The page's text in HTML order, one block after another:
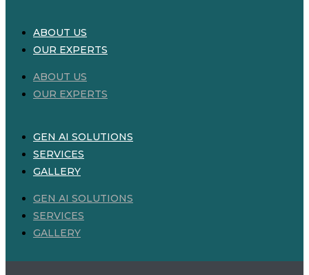
ABOUT US
OUR EXPERTS
ABOUT US
OUR EXPERTS
GEN AI SOLUTIONS
SERVICES
GALLERY
GEN AI SOLUTIONS
SERVICES
GALLERY